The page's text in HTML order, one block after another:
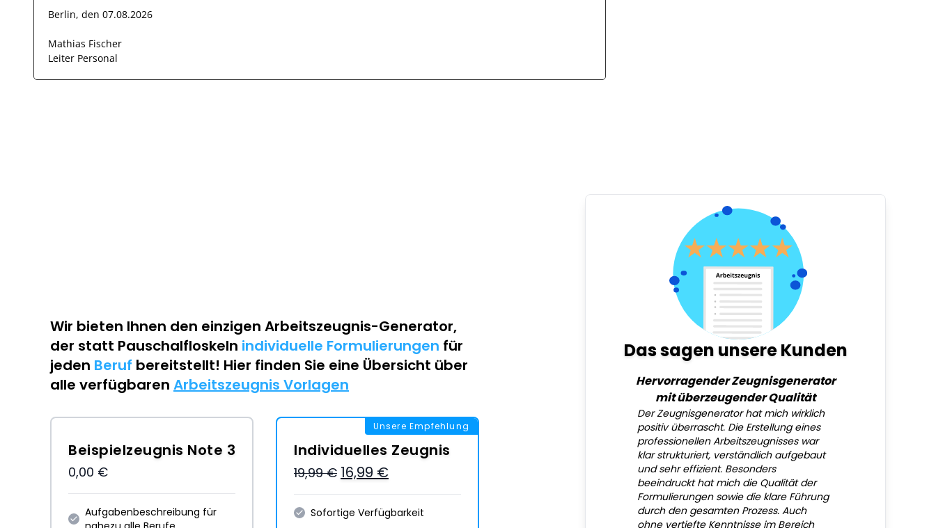
Berlin, den 07.08.2026
Mathias Fischer
Leiter Personal
Wir bieten Ihnen den einzigen Arbeitszeugnis-Generator,
der statt Pauschalfloskeln individuelle Formulierungen für
jeden Beruf bereitstellt! Hier finden Sie eine Übersicht über
alle verfügbaren Arbeitszeugnis Vorlagen
Beispielzeugnis Note 3
0,00 €
Aufgabenbeschreibung für
Unsere Empfehlung
Individuelles Zeugnis
19,99 € 16,99 €
Sofortige Verfügbarkeit
Das sagen unsere Kunden
Hervorragender Zeugnisgenerator
mit überzeugender Qualität
Der Zeugnisgenerator hat mich wirklich
positiv überrascht. Die Erstellung eines
professionellen Arbeitszeugnisses war
klar strukturiert, verständlich aufgebaut
und sehr effizient. Besonders
beeindruckt hat mich die Qualität der
Formulierungen sowie die klare Führung
durch den gesamten Prozess. Auch
ohne vertiefte Kenntnisse im Bereich